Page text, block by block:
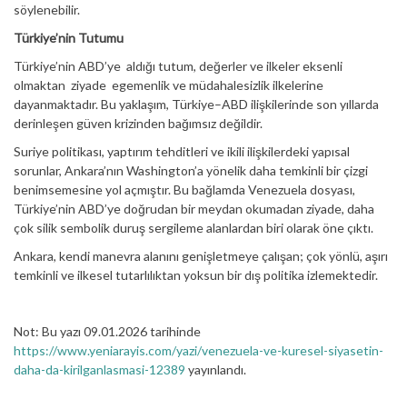
söylenebilir.
Türkiye’nin Tutumu
Türkiye’nin ABD’ye aldığı tutum, değerler ve ilkeler eksenli
olmaktan ziyade egemenlik ve müdahalesizlik ilkelerine
dayanmaktadır. Bu yaklaşım, Türkiye–ABD ilişkilerinde son yıllarda
derinleşen güven krizinden bağımsız değildir.
Suriye politikası, yaptırım tehditleri ve ikili ilişkilerdeki yapısal
sorunlar, Ankara’nın Washington’a yönelik daha temkinli bir çizgi
benimsemesine yol açmıştır. Bu bağlamda Venezuela dosyası,
Türkiye’nin ABD’ye doğrudan bir meydan okumadan ziyade, daha
çok silik sembolik duruş sergileme alanlardan biri olarak öne çıktı.
Ankara, kendi manevra alanını genişletmeye çalışan; çok yönlü, aşırı
temkinli ve ilkesel tutarlılıktan yoksun bir dış politika izlemektedir.
Not: Bu yazı 09.01.2026 tarihinde
https://www.yeniarayis.com/yazi/venezuela-ve-kuresel-siyasetin-
daha-da-kirilganlasmasi-12389 yayınlandı.